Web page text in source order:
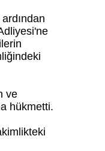
ve
hükmetti.